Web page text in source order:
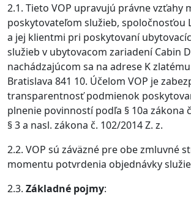
2.1. Tieto VOP upravujú právne vzťahy
poskytovateľom služieb, spoločnosťou
a jej klientmi pri poskytovaní
služieb v ubytovacom zariadení Cabin
nachádzajúcom sa na adrese K
Bratislava 841 10. Účelom VOP je
transparentnosť podmienok
plnenie povinností podľa § 10a zákona
§ 3 a nasl. zákona č. 102/2014 Z. z.
2.2. VOP sú záväzné pre obe zmluvné
momentu potvrdenia objednávky
2.3. Základné pojmy: